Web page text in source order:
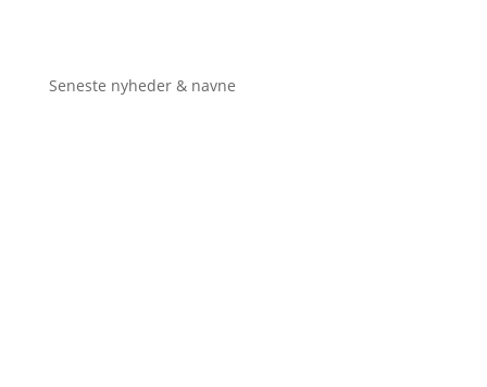
Seneste nyheder & navne